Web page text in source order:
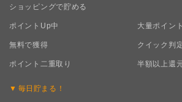
ショッピングで貯める
ポイントUp中 大量ポイント
無料で獲得 クイック判
ポイント二重取り 半額以上還
毎日 貯まる！